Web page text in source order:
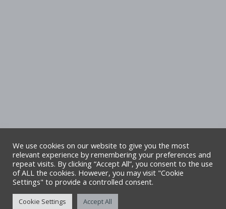
Hawlfraint Cyngor Sir Ddinbych. Cedwir
pob hawl. Safle gan TA6
We use cookies on our website to give you the most
relevant experience by remembering your preferences and
repeat visits. By clicking “Accept All”, you consent to the use
of ALL the cookies. However, you may visit "Cookie
Settings" to provide a controlled consent.
Cookie Settings Accept All